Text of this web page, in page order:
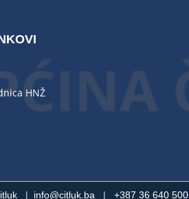
HNŽ
| info@citluk.ba | +387 36 640 500